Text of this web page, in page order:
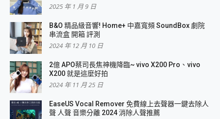
2025 年 1 月 9 日
B&O 精品級音響! Home+ 中嘉寬頻 SoundBox 劇院
串流盒 開箱 評測
2024 年 12 月 10 日
2億 APO蔡司長焦神機降臨~ vivo X200 Pro、vivo
X200 就是這麼好拍
2024 年 11 月 25 日
EaseUS Vocal Remover 免費線上去聲器一鍵去除人
聲 人聲 音樂分離 2024 消除人聲推薦